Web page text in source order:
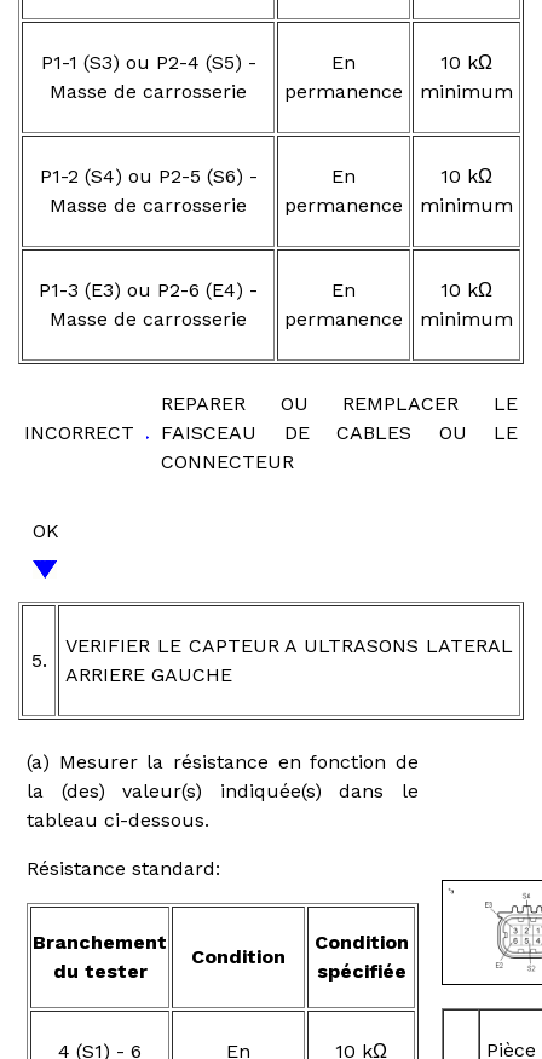
P1-1 (S3) ou P2-4 (S5) -
Masse de carrosserie
En
permanence
10 kΩ
minimum
P1-2 (S4) ou P2-5 (S6) -
Masse de carrosserie
En
permanence
10 kΩ
minimum
P1-3 (E3) ou P2-6 (E4) -
Masse de carrosserie
En
permanence
10 kΩ
minimum
INCORRECT
REPARER OU REMPLACER LE
FAISCEAU DE CABLES OU LE
CONNECTEUR
OK
5.
VERIFIER LE CAPTEUR A ULTRASONS LATERAL
ARRIERE GAUCHE
(a) Mesurer la résistance en fonction de
la (des) valeur(s) indiquée(s) dans le
tableau ci-dessous.
Résistance standard:
Branchement
du tester
Condition
Condition
spécifiée
4 (S1) - 6
En
10 kΩ
Pièce